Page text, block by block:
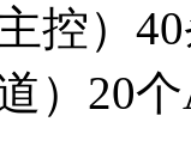
控）
）20